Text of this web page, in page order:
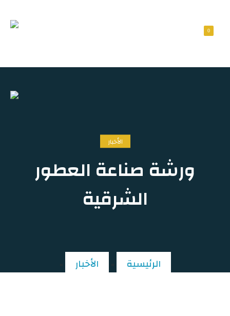
0
الأخبار
ورشة صناعة العطور
الشرقية
الرئيسية » الأخبار »